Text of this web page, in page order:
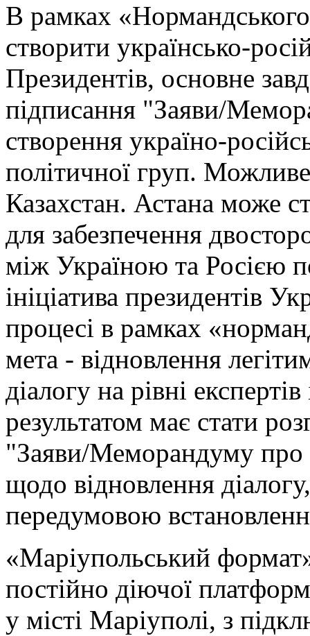
В рамках
створити українсько-
Президентів, основне
підписання "Заяви/
створення україно-
політичної груп.
Казахстан. Астана може
для забезпечення
між Україною та Росією
ініціатива президентів
процесі в рамках
мета - відновлення
діалогу на рівні
результатом має стати
"Заяви/Меморандуму про
щодо відновлення
передумовою
«Маріупольський
постійно діючої
у місті Маріуполі, з